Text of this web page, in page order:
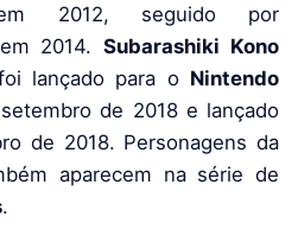
2012, seguido por
em 2014.Subarashiki Kono
lançado para o Nintendo
de 2018 e lançado
de 2018. Personagens da
aparecem na série de
.